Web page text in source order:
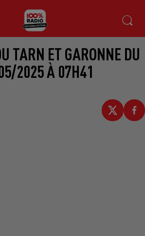
TARN ET GARONNE DU
2025 À 07H41